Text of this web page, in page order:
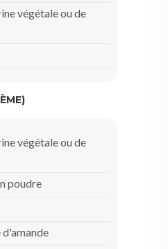
végétale ou de
végétale ou de
poudre
d'amande